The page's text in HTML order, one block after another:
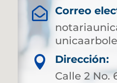

Correo

Dirección:
Calle 2 No.